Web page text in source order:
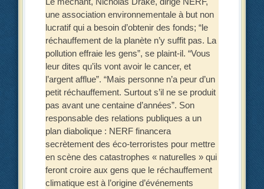
une association environnementale à but non
lucratif qui a besoin d’obtenir des fonds; “le
réchauffement de la planète n’y suffit pas. La
pollution effraie les gens”, se plaint-il. “Vous
leur dites qu’ils vont avoir le cancer, et
l’argent afflue”. “Mais personne n’a peur d’un
petit réchauffement. Surtout s’il ne se produit
pas avant une centaine d’années”. Son
responsable des relations publiques a un
plan diabolique : NERF financera
secrètement des éco-terroristes pour mettre
en scène des catastrophes « naturelles » qui
feront croire aux gens que le réchauffement
climatique est à l’origine d’événements